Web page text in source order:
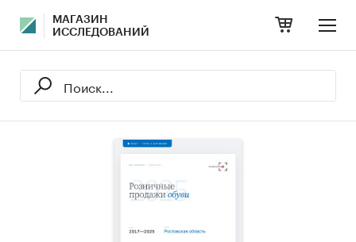
МАГАЗИН
ИССЛЕДОВАНИЙ